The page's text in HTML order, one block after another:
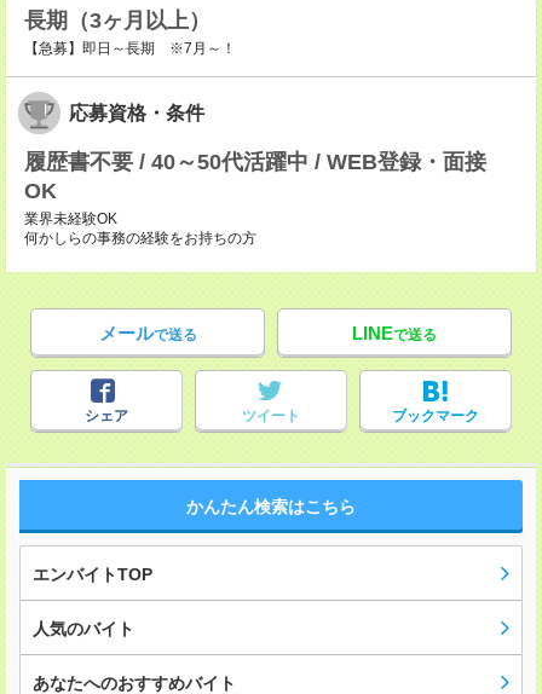
長期（3ヶ月以上）
【急募】即日～長期 ※7月～！
応募資格・条件
履歴書不要 / 40～50代活躍中 / WEB登録・面接
OK
業界未経験OK
何かしらの事務の経験をお持ちの方
メールで送る LINEで送る
シェア ツイート ブックマーク
かんたん検索はこちら
エンバイトTOP
人気のバイト
あなたへのおすすめバイト